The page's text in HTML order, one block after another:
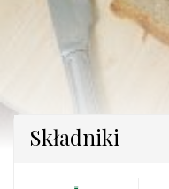
Składniki